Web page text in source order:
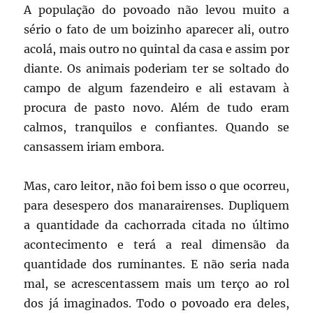
A população do povoado não levou muito a
sério o fato de um boizinho aparecer ali, outro
acolá, mais outro no quintal da casa e assim por
diante. Os animais poderiam ter se soltado do
campo de algum fazendeiro e ali estavam à
procura de pasto novo. Além de tudo eram
calmos, tranquilos e confiantes. Quando se
cansassem iriam embora.
Mas, caro leitor, não foi bem isso o que ocorreu,
para desespero dos manarairenses. Dupliquem
a quantidade da cachorrada citada no último
acontecimento e terá a real dimensão da
quantidade dos ruminantes. E não seria nada
mal, se acrescentassem mais um terço ao rol
dos já imaginados. Todo o povoado era deles,